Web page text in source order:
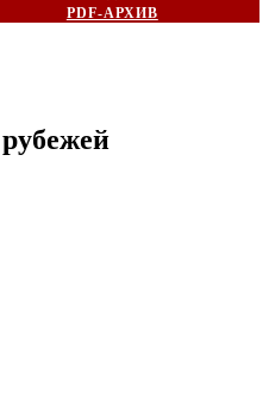
PDF-АРХИВ